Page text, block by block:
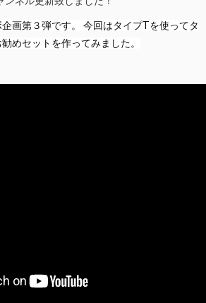
画第３弾です。 今回はタイプTを使ってタ
めセットを作ってみました。